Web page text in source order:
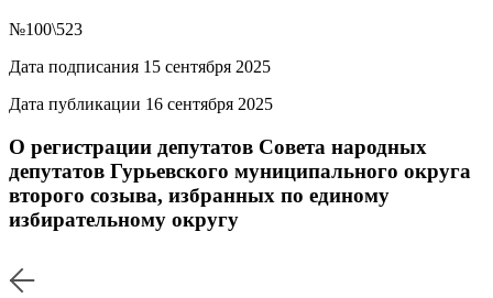
№100\523
Дата подписания 15 сентября 2025
Дата публикации 16 сентября 2025
О регистрации депутатов Совета народных
депутатов Гурьевского муниципального округа
второго созыва, избранных по единому
избирательному округу